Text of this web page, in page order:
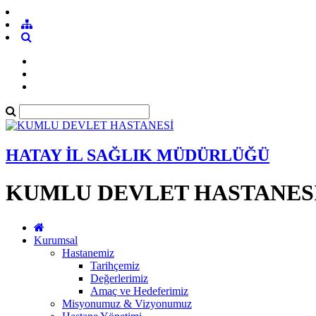
HATAY İL SAĞLIK MÜDÜRLÜĞÜ
KUMLU DEVLET
Kurumsal
Hastanemiz
Tarihçemiz
Değerlerimiz
Amaç ve Hedeferimiz
Misyonumuz & Vizyonumuz